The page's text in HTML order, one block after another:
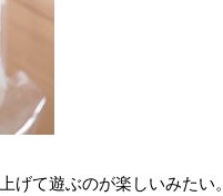
げて遊ぶのが楽しいみたい。